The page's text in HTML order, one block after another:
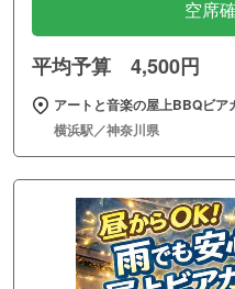
空席
平均予算 4,500円
アートと音楽の屋上BBQビ
横浜駅／神奈川県